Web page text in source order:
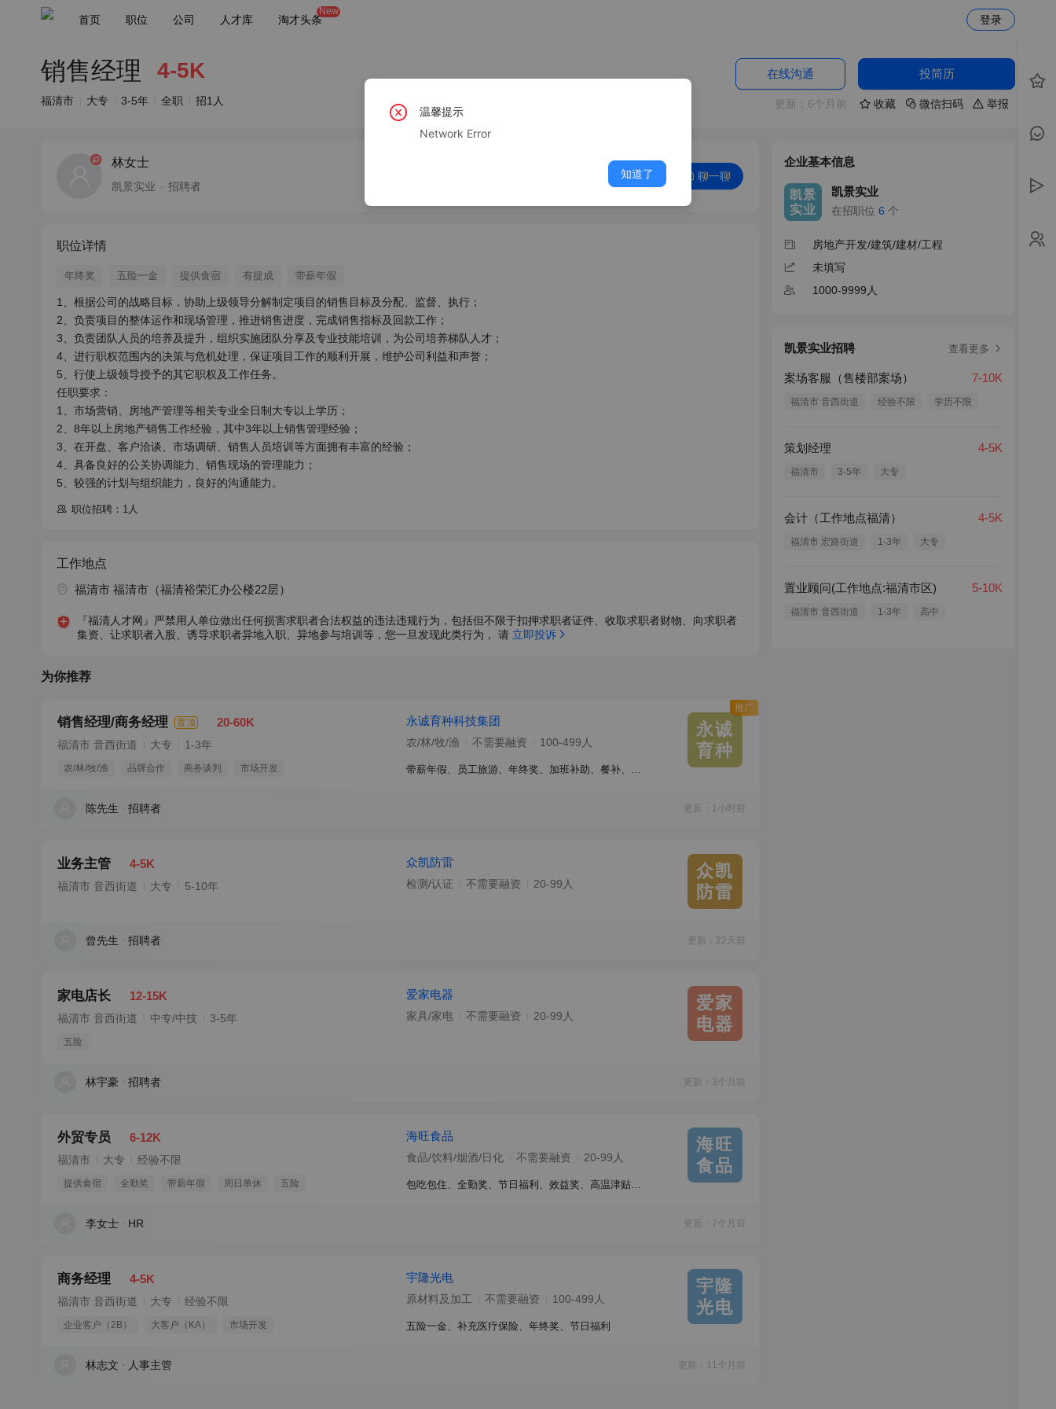
首页 职位 公司 人才库 淘才头条
New
登录
销售经理 4-5K
福清市 大专 3-5年 全职 招1人
在线沟通 投简历
更新：6个月前 收藏 微信扫码 举报
林女士
凯景实业 招聘者
聊一聊
职位详情
年终奖 五险一金 提供食宿 有提成 带薪年假
1、根据公司的战略目标，协助上级领导分解制定项目的销售目标及分配、监督、执行；
2、负责项目的整体运作和现场管理，推进销售进度，完成销售指标及回款工作；
3、负责团队人员的培养及提升，组织实施团队分享及专业技能培训，为公司培养梯队人才；
4、进行职权范围内的决策与危机处理，保证项目工作的顺利开展，维护公司利益和声誉；
5、行使上级领导授予的其它职权及工作任务。
任职要求：
1、市场营销、房地产管理等相关专业全日制大专以上学历；
2、8年以上房地产销售工作经验，其中3年以上销售管理经验；
3、在开盘、客户洽谈、市场调研、销售人员培训等方面拥有丰富的经验；
4、具备良好的公关协调能力、销售现场的管理能力；
5、较强的计划与组织能力，良好的沟通能力。
职位招聘：1人
工作地点
福清市 福清市（福清裕荣汇办公楼22层）
『福清人才网』严禁用人单位做出任何损害求职者合法权益的违法违规行为，包括但不限于扣押求职者证件、收取求职者财物、向求职者
集资、让求职者入股、诱导求职者异地入职、异地参与培训等，您一旦发现此类行为， 请 立即投诉
为你推荐
推广
销售经理/商务经理 置顶 20-60K
福清市 音西街道 大专 1-3年
农/林/牧/渔 品牌合作 商务谈判 市场开发
永诚育种科技集团
农/林/牧/渔 不需要融资 100-499人
带薪年假、员工旅游、年终奖、加班补助、餐补、通讯补贴、节日福利、交通补助
永诚
育种
陈先生 招聘者 更新：1小时前
业务主管 4-5K
福清市 音西街道 大专 5-10年
众凯防雷
检测/认证 不需要融资 20-99人
众凯
防雷
曾先生 招聘者 更新：22天前
家电店长 12-15K
福清市 音西街道 中专/中技 3-5年
五险
爱家电器
家具/家电 不需要融资 20-99人
爱家
电器
林宇豪 招聘者 更新：3个月前
外贸专员 6-12K
福清市 大专 经验不限
提供食宿 全勤奖 带薪年假 周日单休 五险
海旺食品
食品/饮料/烟酒/日化 不需要融资 20-99人
包吃包住、全勤奖、节日福利、效益奖、高温津贴、介绍奖
海旺
食品
李女士 HR 更新：7个月前
商务经理 4-5K
福清市 音西街道 大专 经验不限
企业客户（2B） 大客户（KA） 市场开发
宇隆光电
原材料及加工 不需要融资 100-499人
五险一金、补充医疗保险、年终奖、节日福利
宇隆
光电
林志文 人事主管 更新：11个月前
企业基本信息
凯景
实业
凯景实业
在招职位 6 个
房地产开发/建筑/建材/工程
未填写
1000-9999人
凯景实业招聘 查看更多
案场客服（售楼部案场） 7-10K
福清市 音西街道 经验不限 学历不限
策划经理 4-5K
福清市 3-5年 大专
会计（工作地点福清） 4-5K
福清市 宏路街道 1-3年 大专
置业顾问(工作地点:福清市区) 5-10K
福清市 音西街道 1-3年 高中
温馨提示
Network Error
知道了